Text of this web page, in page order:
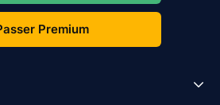
Premium